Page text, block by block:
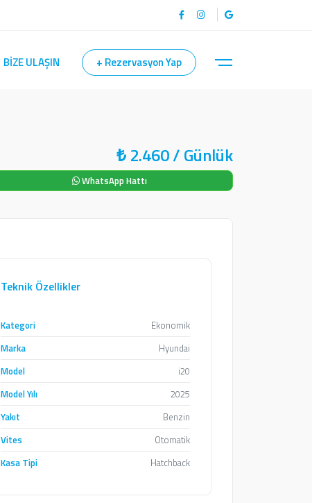
BİZE ULAŞIN + Rezervasyon Yap
₺2.460/ Günlük
WhatsApp Hattı
Teknik Özellikler
Kategori
Ekonomik
Marka
Hyundai
Model
i20
Model Yılı
2025
Yakıt
Benzin
Vites
Otomatik
Kasa Tipi
Hatchback